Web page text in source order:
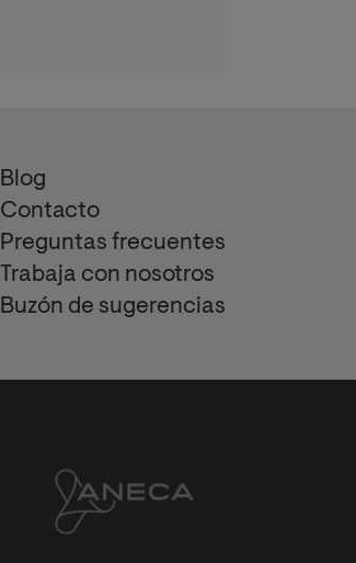
Blog
Contacto
Preguntas frecuentes
Trabaja con nosotros
Buzón de sugerencias